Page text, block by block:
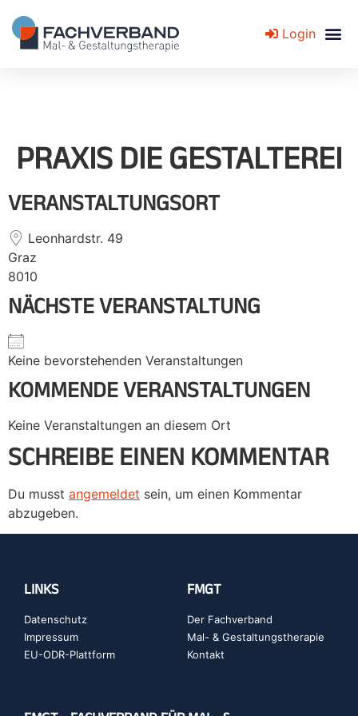
Login
PRAXIS DIE GESTALTEREI
VERANSTALTUNGSORT
Leonhardstr. 49
Graz
8010
NÄCHSTE VERANSTALTUNG
Keine bevorstehenden Veranstaltungen
KOMMENDE VERANSTALTUNGEN
Keine Veranstaltungen an diesem Ort
SCHREIBE EINEN KOMMENTAR
Du musst angemeldet sein, um einen Kommentar
abzugeben.
LINKS
Datenschutz
Impressum
EU-ODR-Plattform
FMGT
Der Fachverband
Mal- & Gestaltungstherapie
Kontakt